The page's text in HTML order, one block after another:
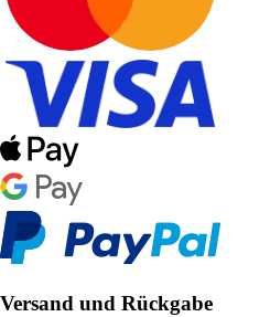
Versand und Rückgabe